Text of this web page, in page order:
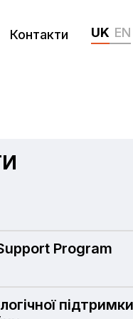
Контакти UK EN
Program
підтримки